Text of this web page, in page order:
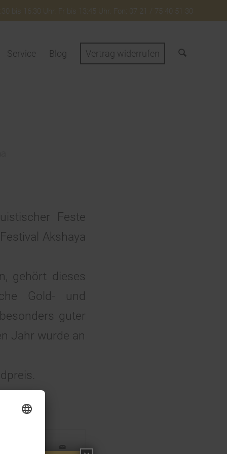
bis 16:30 Uhr. Fr bis 13:45 Uhr. Fon: 07 21 / 75 40 51 30
Service Blog Vertrag widerrufen
Feste
Akshaya
gehört dieses
Gold- und
guter
Jahr wurde an